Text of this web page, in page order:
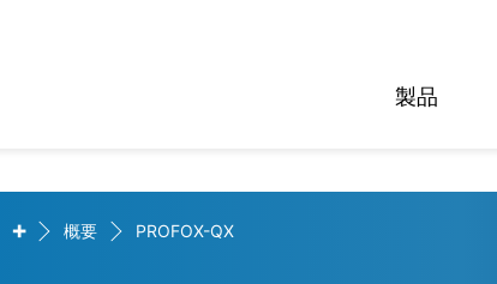
製品
Deutsch
+ 概要 PROFOX-QX